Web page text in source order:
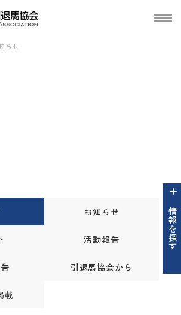
らせ
情報を探す
お知らせ
活動報告
引退馬協会から
載